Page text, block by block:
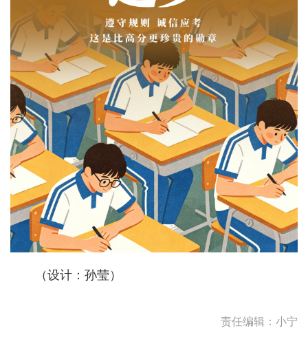
（设计：孙莹）
责任编辑：小宁